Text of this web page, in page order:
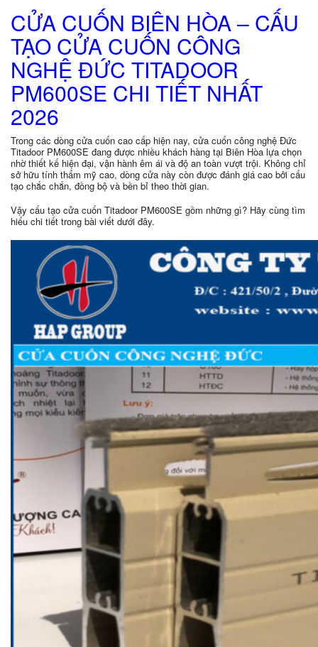
CỬA CUỐN BIÊN HÒA – CẤU
TẠO CỬA CUỐN CÔNG
NGHỆ ĐỨC TITADOOR
PM600SE CHI TIẾT NHẤT
2026
Trong các dòng cửa cuốn cao cấp hiện nay, cửa cuốn công nghệ Đức
Titadoor PM600SE đang được nhiều khách hàng tại Biên Hòa lựa chọn
nhờ thiết kế hiện đại, vận hành êm ái và độ an toàn vượt trội. Không chỉ
sở hữu tính thẩm mỹ cao, dòng cửa này còn được đánh giá cao bởi cấu
tạo chắc chắn, đồng bộ và bền bỉ theo thời gian.
Vậy cấu tạo cửa cuốn Titadoor PM600SE gồm những gì? Hãy cùng tìm
hiểu chi tiết trong bài viết dưới đây.